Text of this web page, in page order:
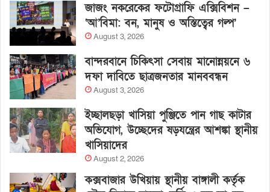
জাজং নকরেকের ফটোগ্রাফি এক্সিবিশন –
‘আ’বিমা: বন, মানুষ ও অস্তিত্বের গল্প’
August 3, 2026
বান্দরবানে চিকিৎসা সেবায় মানোন্নয়নে ৬
দফা দাবিতে ছাত্রজনতার মানববন্ধন
August 3, 2026
ইচ্ছালছড়া খাসিয়া পুঞ্জিতে পান গাছ কাটার
অভিযোগ, উচ্ছেদের ষড়যন্ত্রের আশঙ্কা স্থানীয়
খাসিয়াদের
August 2, 2026
কক্সবাজার উখিয়ায় স্থানীয় বাঙ্গালী কর্তৃক